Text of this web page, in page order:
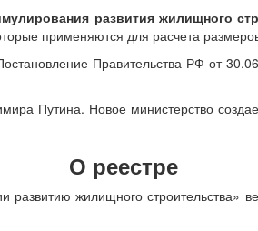
развития жилищного
применяются для расчета
Правительства РФ от
Путина. Новое министерство
О реестре
жилищного строительства»